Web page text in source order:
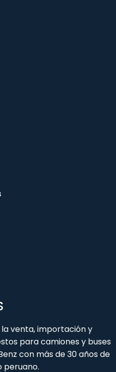
venta, importación y
para camiones y buses
con más de 30 años de
peruano.